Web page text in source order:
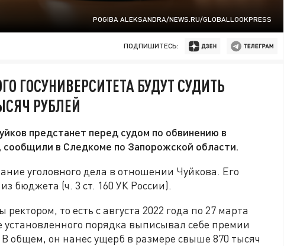
POGIBA ALEKSANDRA/NEWS.RU/GLOBALLOOKPRESS
ПОДПИШИТЕСЬ:
ГОСУНИВЕРСИТЕТА БУДУТ СУДИТЬ
РУБЛЕЙ
предстанет перед судом по обвинению в
в Следкоме по Запорожской области.
уголовного дела в отношении Чуйкова. Его
бюджета (ч. 3 ст. 160 УК России).
то есть с августа 2022 года по 27 марта
установленного порядка выписывал себе премии
общем, он нанес ущерб в размере свыше 870 тысяч